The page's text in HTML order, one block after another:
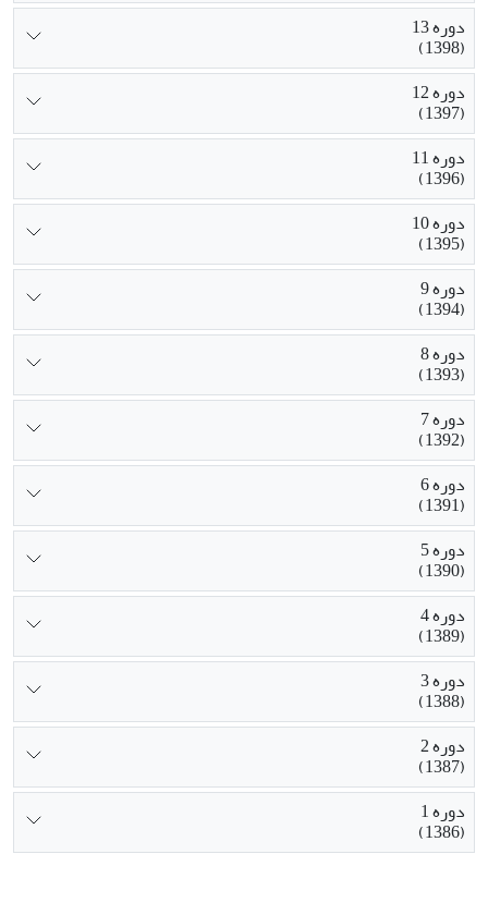
دوره 13
(1398)
دوره 12
(1397)
دوره 11
(1396)
دوره 10
(1395)
دوره 9
(1394)
دوره 8
(1393)
دوره 7
(1392)
دوره 6
(1391)
دوره 5
(1390)
دوره 4
(1389)
دوره 3
(1388)
دوره 2
(1387)
دوره 1
(1386)